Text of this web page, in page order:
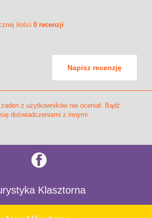
ilości 0 recenzji.
Napisz recenzję
z użytkowników nie oceniał. Bądź
doświadczeniami z innymi.
Klasztorna